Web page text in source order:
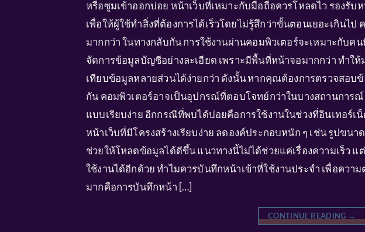
หรือซูมเข้าออกบ่อย หน้าเว็บที่เหมาะกับมือถือควรโหลดไว รองรั
เพื่อให้ผู้ใช้ทำสิ่งที่ต้องการได้เร็วโดยไม่รู้สึกว่าขั้นตอนเยอะเกินไป
มากกว่า ในทางกลับกัน การใช้งานผ่านคอมพิวเตอร์จะเหมาะกับค
จัดการข้อมูลบัญชีอย่างละเอียด เพราะมีพื้นที่หน้าจอมากกว่า ทำให้
เทียบข้อมูลหลายส่วนได้ง่ายกว่า ดังนั้น หากคุณต้องการตรวจสอบ
กัน คอมพิวเตอร์อาจเป็นอุปกรณ์ที่ตอบโจทย์กว่าในบางสถานการณ์
แบบเรียบง่าย อีกกรณีที่พบได้บ่อยคือการใช้งานในช่วงที่อินเทอร์เ
หน้าเว็บที่มีโครงสร้างเรียบง่าย ลดองค์ประกอบหนัก ๆ เช่น รูปขน
ช่วยให้โหลดข้อมูลได้ดีขึ้น แนวทางนี้ไม่ได้ช่วยแค่เรื่องความเร็ว แ
ใช้งานได้อีกด้วย ทำไมควรบันทึกหน้าเข้าที่ใช้งานประจำ เพื่อควา
มากคือการบันทึกหน้า […]
CONTINUE READING →